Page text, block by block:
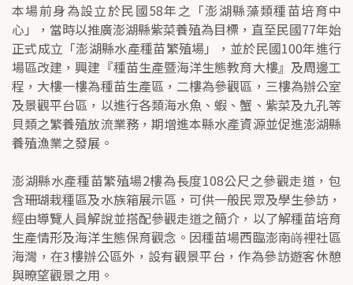
本場前身為設立於民國58年之「澎湖縣藻類種苗培育中
心」，當時以推廣澎湖縣紫菜養殖為目標，直至民國77年始
正式成立「澎湖縣水產種苗繁殖場」，並於民國100年進行
場區改建，興建『種苗生產暨海洋生態教育大樓』及周邊工
程，大樓一樓為種苗生產區，二樓為參觀區，三樓為辦公室
及景觀平台區，以進行各類海水魚、蝦、蟹、紫菜及九孔等
貝類之繁養殖放流業務，期增進本縣水產資源並促進澎湖縣
養殖漁業之發展。
澎湖縣水產種苗繁殖場2樓為長度108公尺之參觀走道，包
含珊瑚栽種區及水族箱展示區，可供一般民眾及學生參訪，
經由導覽人員解說並搭配參觀走道之簡介，以了解種苗培育
生產情形及海洋生態保育觀念。因種苗場西臨澎南嵵裡社區
海灣，在3樓辦公區外，設有觀景平台，作為參訪遊客休憩
與暸望觀景之用。